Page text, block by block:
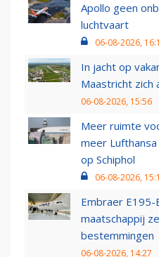
Apollo geen
luchtvaart
06-08-2026,
In jacht op
Maastricht zich
06-08-2026, 15:56
Meer ruimte
meer
op Schiphol
06-08-2026,
Embraer E195-
maatschappij
bestemmingen
06-08-2026, 14:27